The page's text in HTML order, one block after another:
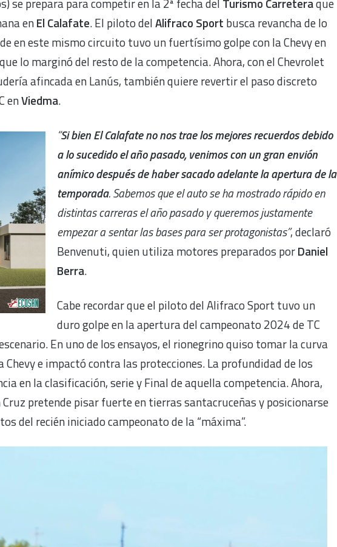
enEl Calafate. El piloto delAlifraco Sport busca revancha de lo
en este mismo circuito tuvo un fuertísimo golpe con la Chevy en
lo marginó del resto de la competencia. Ahora, con el Chevrolet
afincada en Lanús, también quiere revertir el paso discreto
enViedma.
“Si bien El Calafate no nos trae los mejores recuerdos debido
a lo sucedido el año pasado, venimos con un gran envión
anímico después de haber sacado adelante la apertura de la
temporada. Sabemos que el auto se ha mostrado rápido en
distintas carreras el año pasado y queremos justamente
empezar a sentar las bases para ser protagonistas”, declaró
Benvenuti, quien utiliza motores preparados porDaniel
Berra.
Cabe recordar que el piloto del Alifraco Sport tuvo un
duro golpe en la apertura del campeonato 2024 de TC
En uno de los ensayos, el rionegrino quiso tomar la curva
Chevy e impactó contra las protecciones. La profundidad de los
en la clasificación, serie y Final de aquella competencia. Ahora,
Cruz pretende pisar fuerte en tierras santacruceñas y posicionarse
del recién iniciado campeonato de la “máxima”.